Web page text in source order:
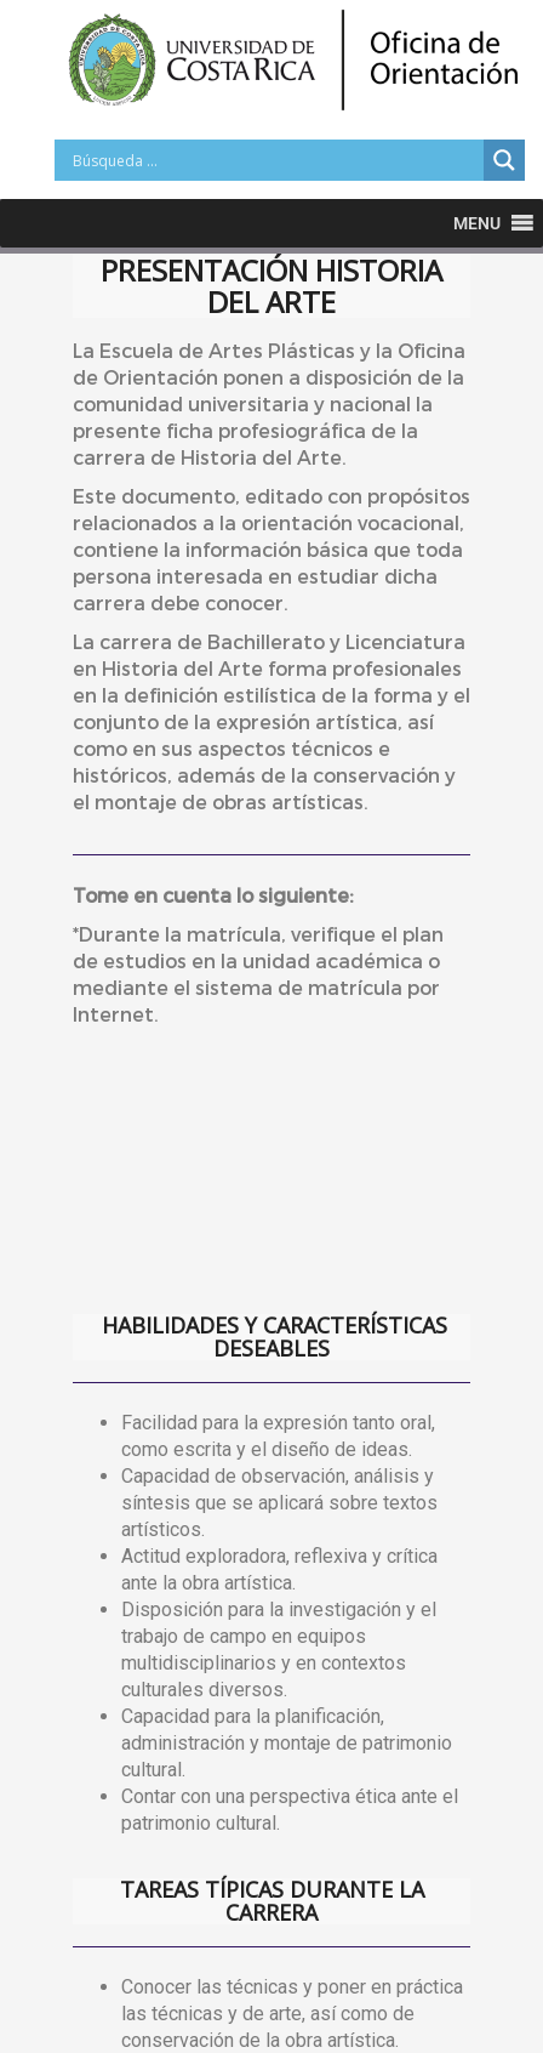
MENU
PRESENTACIÓN HISTORIA
DEL ARTE
La Escuela de Artes Plásticas y la Oficina
de Orientación ponen a disposición de la
comunidad universitaria y nacional la
presente ficha profesiográfica de la
carrera de Historia del Arte.
Este documento, editado con propósitos
relacionados a la orientación vocacional,
contiene la información básica que toda
persona interesada en estudiar dicha
carrera debe conocer.
La carrera de Bachillerato y Licenciatura
en Historia del Arte forma profesionales
en la definición estilística de la forma y el
conjunto de la expresión artística, así
como en sus aspectos técnicos e
históricos, además de la conservación y
el montaje de obras artísticas.
Tome en cuenta lo siguiente:
*Durante la matrícula, verifique el plan
de estudios en la unidad académica o
mediante el sistema de matrícula por
Internet.
HABILIDADES Y CARACTERÍSTICAS
DESEABLES
Facilidad para la expresión tanto oral,
como escrita y el diseño de ideas.
Capacidad de observación, análisis y
síntesis que se aplicará sobre textos
artísticos.
Actitud exploradora, reflexiva y crítica
ante la obra artística.
Disposición para la investigación y el
trabajo de campo en equipos
multidisciplinarios y en contextos
culturales diversos.
Capacidad para la planificación,
administración y montaje de patrimonio
cultural.
Contar con una perspectiva ética ante el
patrimonio cultural.
TAREAS TÍPICAS DURANTE LA
CARRERA
Conocer las técnicas y poner en práctica
las técnicas y de arte, así como de
conservación de la obra artística.